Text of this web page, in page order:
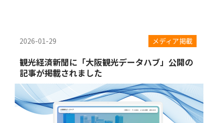
2026-01-29 メディア掲載
観光経済新聞に「大阪観光データハブ」公開の
記事が掲載されました